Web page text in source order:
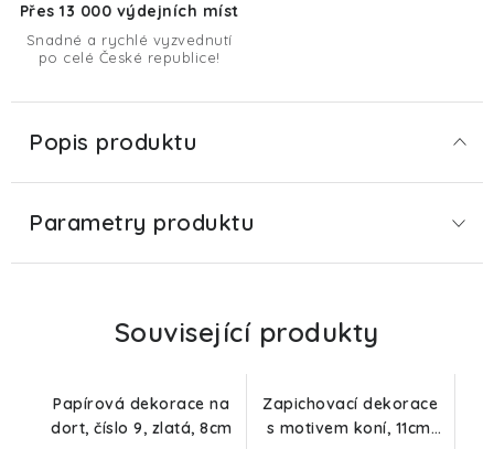
Přes 13 000 výdejních míst
Snadné a rychlé vyzvednutí
po celé České republice!
Popis produktu
Parametry produktu
Související produkty
Papírová dekorace na
dort, číslo 9, zlatá, 8cm
Zapichovací dekorace
s motivem koní, 11cm,